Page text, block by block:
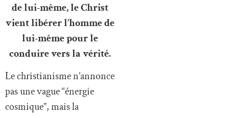
de lui-même, le Christ
vient libérer l’homme de
lui-même pour le
conduire vers la vérité.
Le christianisme n’annonce
pas une vague “énergie
cosmique”, mais la